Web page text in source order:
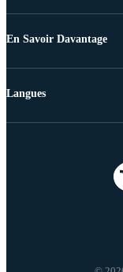
En Savoir Davantage
Langues